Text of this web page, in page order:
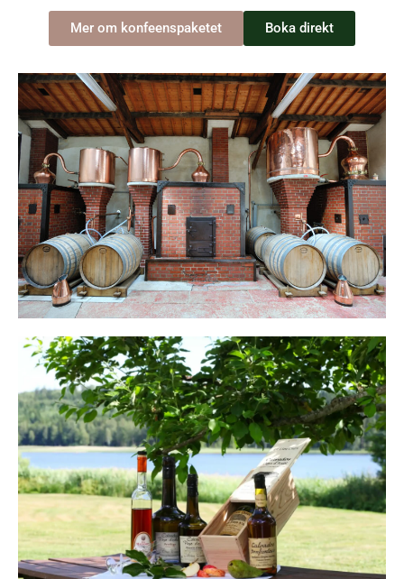
Mer om konfeenspaketet Boka direkt